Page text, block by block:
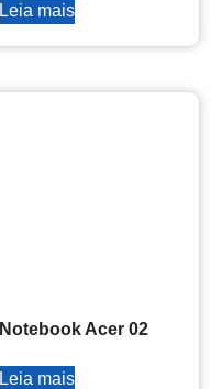
Leia mais
Notebook Acer 02
Leia mais